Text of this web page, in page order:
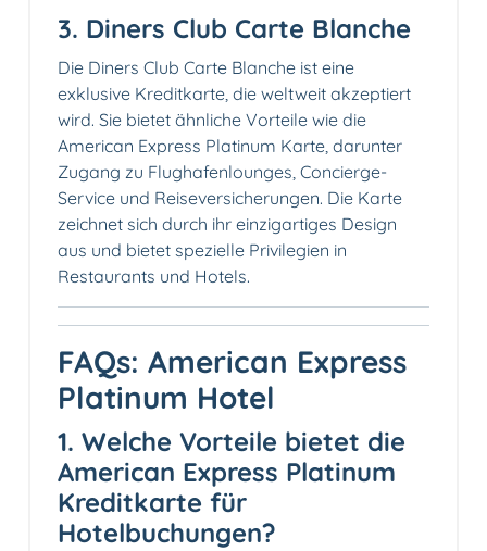
3. Diners Club Carte Blanche
Die Diners Club Carte Blanche ist eine
exklusive Kreditkarte, die weltweit akzeptiert
wird. Sie bietet ähnliche Vorteile wie die
American Express Platinum Karte, darunter
Zugang zu Flughafenlounges, Concierge-
Service und Reiseversicherungen. Die Karte
zeichnet sich durch ihr einzigartiges Design
aus und bietet spezielle Privilegien in
Restaurants und Hotels.
FAQs: American Express
Platinum Hotel
1. Welche Vorteile bietet die
American Express Platinum
Kreditkarte für
Hotelbuchungen?